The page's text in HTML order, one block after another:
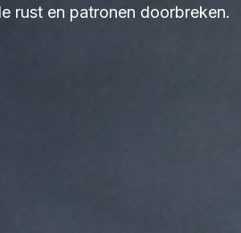
rust en patronen doorbreken.